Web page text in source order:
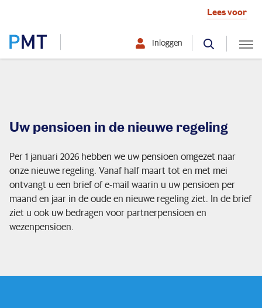
Lees voor
Werkgever
Over PMT
Inloggen
Mijn situatie verandert
Uw pensioen in de nieuwe regeling
Per 1 januari 2026 hebben we uw pensioen omgezet naar
onze nieuwe regeling. Vanaf half maart tot en met mei
ontvangt u een brief of e-mail waarin u uw pensioen per
maand en jaar in de oude en nieuwe regeling ziet. In de brief
ziet u ook uw bedragen voor partnerpensioen en
wezenpensioen.